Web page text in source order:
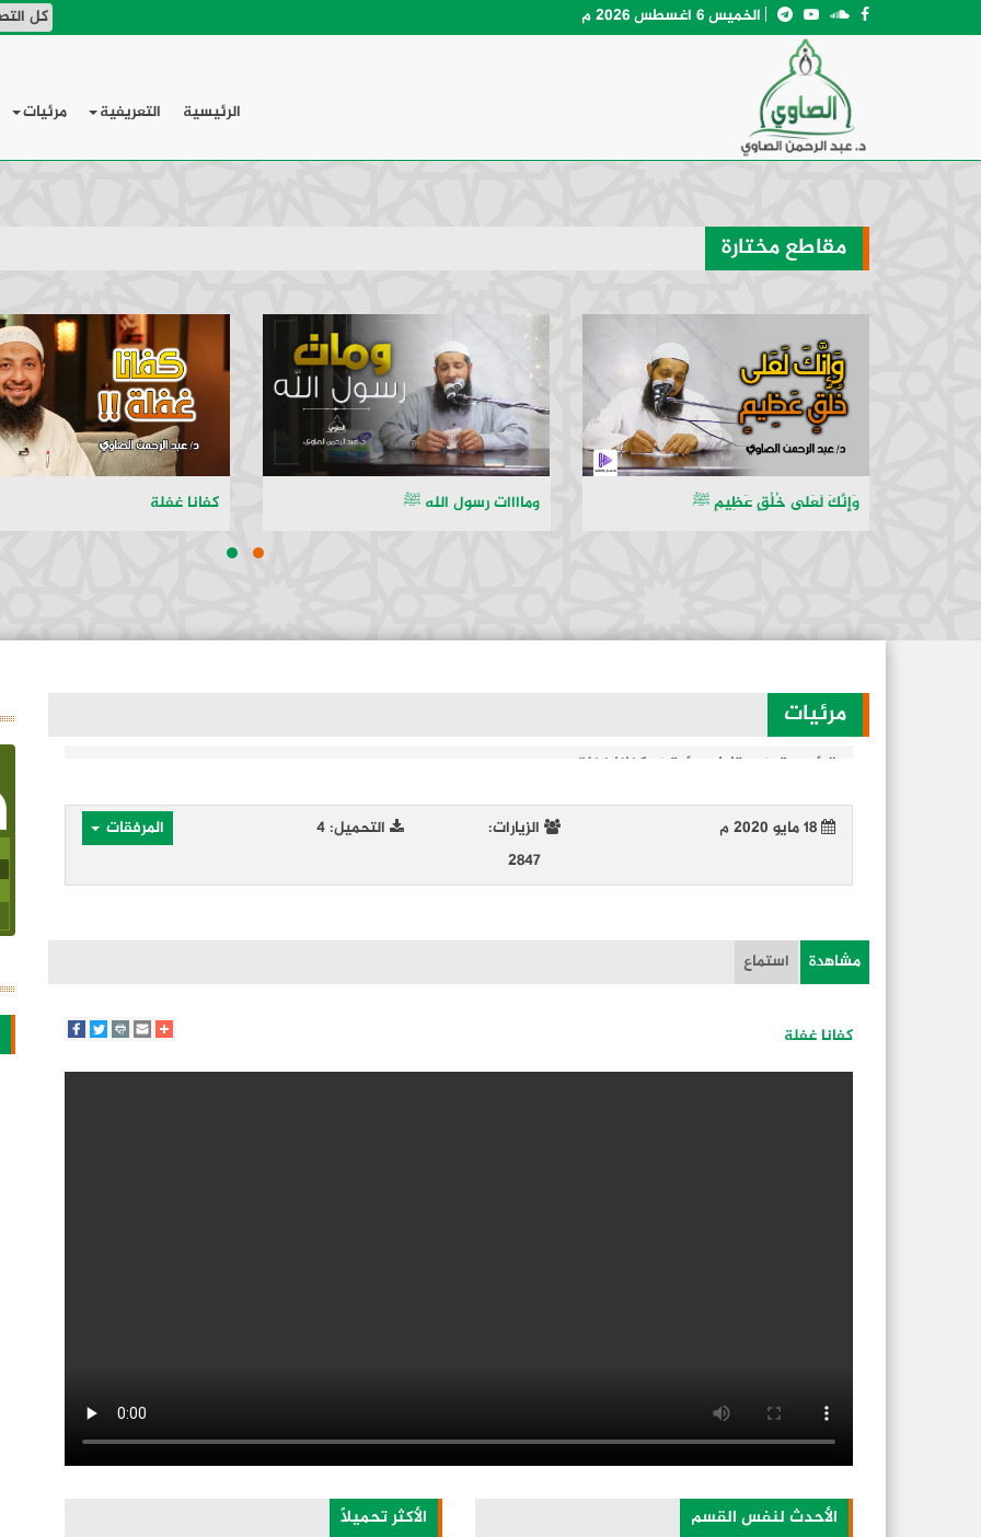
الخميس 6 اغسطس 2026 م
الرئيسية التعريفية مرئيات
مقاطع مختارة
وَإِنَّكَ لَعَلى خُلُقٍ عَظِيمٍ ﷺ وماااات رسول الله ﷺ كفانا غفلة
مرئيات
الرئيسية مقاطع مرئية كفانا غفلة
الزيارات:
2847
التحميل: 4 المرفقات
مشاهدة استماع
كفانا غفلة
الأحدث لنفس القسم الأكثر تحميلاً